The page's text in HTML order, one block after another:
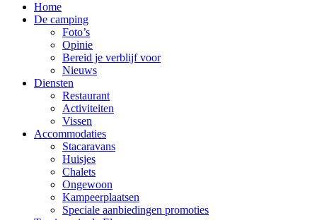
Home
De camping
Foto’s
Opinie
Bereid je verblijf voor
Nieuws
Diensten
Restaurant
Activiteiten
Vissen
Accommodaties
Stacaravans
Huisjes
Chalets
Ongewoon
Kampeerplaatsen
Speciale aanbiedingen promoties